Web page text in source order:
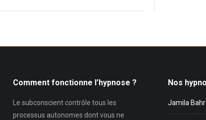
Comment fonctionne l’hypnose ?
Le subconscient contrôle tous les
processus autonomes dont vous ne
Nos
Jamila